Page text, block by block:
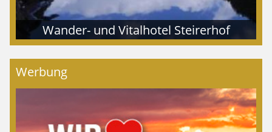
Wander- und Vitalhotel Steirerhof
Werbung